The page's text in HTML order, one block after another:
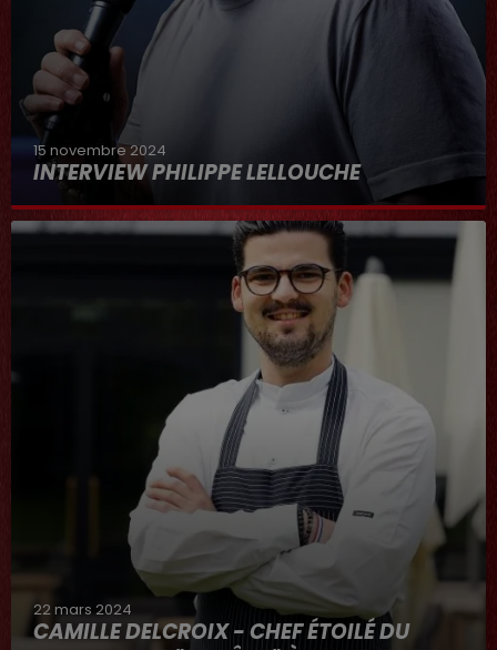
15 novembre 2024
INTERVIEW PHILIPPE LELLOUCHE
22 mars 2024
CAMILLE DELCROIX - CHEF ÉTOILÉ DU